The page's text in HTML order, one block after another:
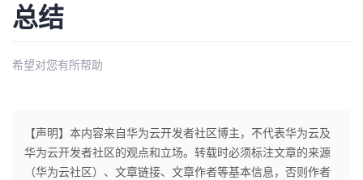
总结
希望对您有所帮助
【声明】本内容来自华为云开发者社区博主，不代表华为云及
华为云开发者社区的观点和立场。转载时必须标注文章的来源
（华为云社区）、文章链接、文章作者等基本信息，否则作者